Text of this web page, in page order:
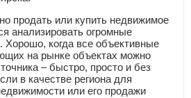
продать или купить недвижимое
анализировать огромные
когда все объективные
на рынке объектах можно
– быстро, просто и без
в качестве региона для
или его продажи